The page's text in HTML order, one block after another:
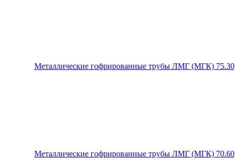
Металлические гофрированные трубы ЛМГ (МГК) 75.30
Металлические гофрированные трубы ЛМГ (МГК) 70.60